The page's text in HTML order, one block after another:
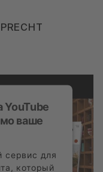
YouTube
ваше
сервис для
который